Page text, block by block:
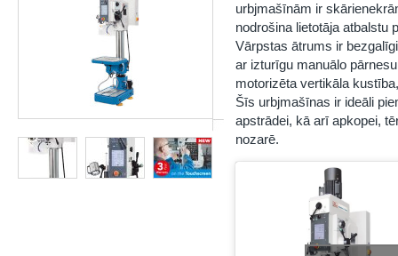
urbjmašīnām ir
nodrošina lietotāja atbalstu
Vārpstas ātrums ir
ar izturīgu manuālo
motorizēta vertikāla
Šīs urbjmašīnas ir ideāli
apstrādei, kā arī apkopei,
nozarē.